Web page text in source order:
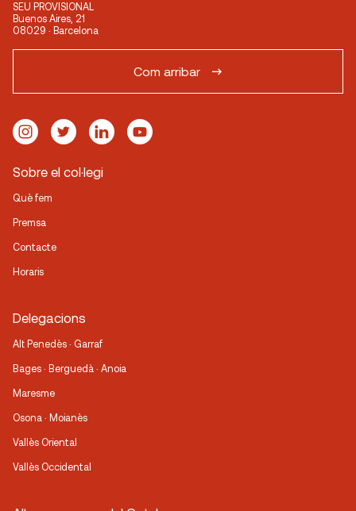
SEU PROVISIONAL
Buenos Aires, 21
08029 · Barcelona
Com arribar
Sobre el col·legi
Què fem
Premsa
Contacte
Horaris
Delegacions
Alt Penedès · Garraf
Bages · Berguedà · Anoia
Maresme
Osona · Moianès
Vallès Oriental
Vallès Occidental